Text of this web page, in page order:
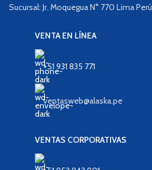
Sucursal: Jr. Moquegua N° 770 Lima Perú
VENTA EN LÍNEA
+51 931 835 771
ventasweb@alaska.pe
VENTAS CORPORATIVAS